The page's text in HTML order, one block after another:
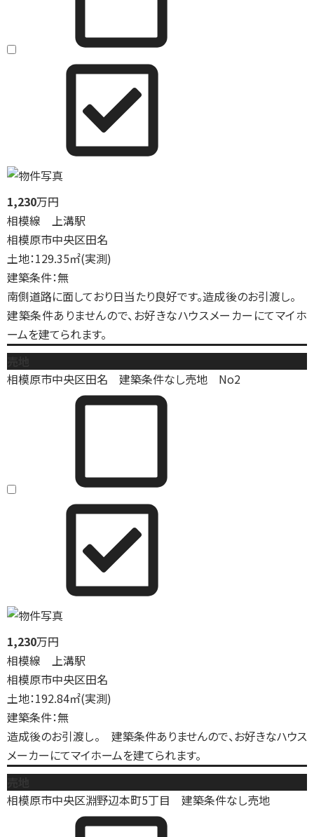
1,230万円
相模線 上溝駅
相模原市中央区田名
土地：129.35㎡(実測)
建築条件：無
南側道路に面しており日当たり良好です。造成後のお引渡し。
建築条件ありませんので、お好きなハウスメーカーにてマイホ
ームを建てられます。
相模原市中央区田名 建築条件なし売地 No2
1,230万円
相模線 上溝駅
相模原市中央区田名
土地：192.84㎡(実測)
建築条件：無
造成後のお引渡し。 建築条件ありませんので、お好きなハウス
メーカーにてマイホームを建てられます。
相模原市中央区淵野辺本町5丁目 建築条件なし売地